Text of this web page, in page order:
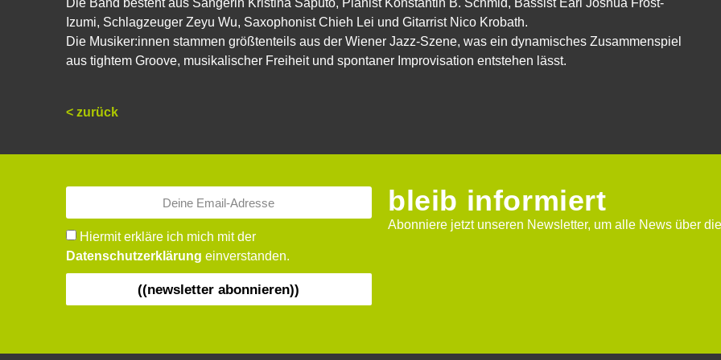
Die Band besteht aus Sängerin Kristina Saputo, Pianist Konstantin B. Schmid, Bassist Earl Joshua Frost-
Izumi, Schlagzeuger Zeyu Wu, Saxophonist Chieh Lei und Gitarrist Nico Krobath.
Die Musiker:innen stammen größtenteils aus der Wiener Jazz-Szene, was ein dynamisches Zusammenspiel
aus tightem Groove, musikalischer Freiheit und spontaner Improvisation entstehen lässt.
< zurück
Hiermit erkläre ich mich mit der
Datenschutzerklärung einverstanden.
((newsletter abonnieren))
bleib informiert
Abonniere jetzt unseren Newsletter, um alle News über